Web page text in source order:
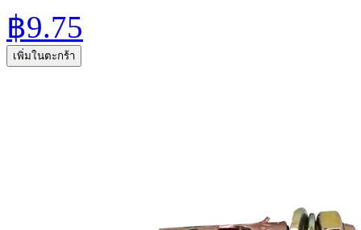
฿9.75
เพิ่มในตะกร้า